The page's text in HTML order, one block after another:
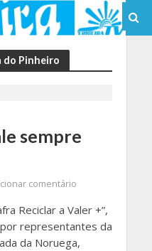
do Pinheiro
sempre
comentário
Reciclar a Valer +”,
representantes da
da Noruega,